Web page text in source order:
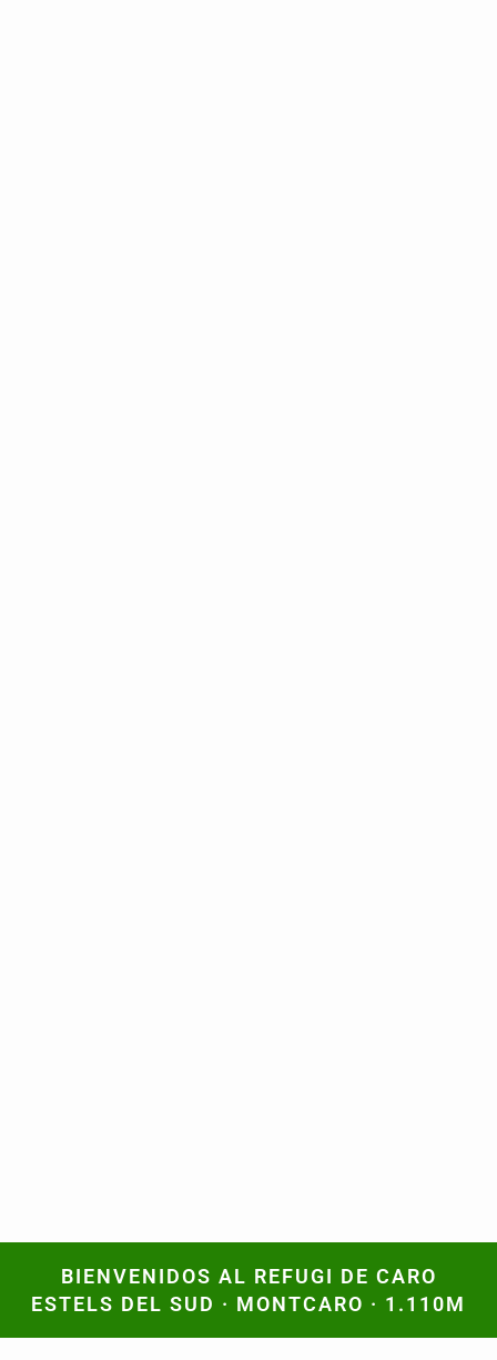
BIENVENIDOS AL REFUGI DE CARO
ESTELS DEL SUD · MONTCARO · 1.110M
BIENVENIDOS AL REFUGI DE CARO
ESTELS DEL SUD · MONTCARO · 1.110M